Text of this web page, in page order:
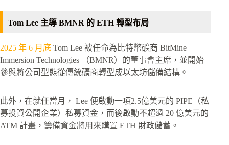
Tom Lee 主導 BMNR 的 ETH 轉型布局
2025 年 6 月底 Tom Lee 被任命為比特幣礦商 BitMine
Immersion Technologies （BMNR）的董事會主席，並開始
參與將公司型態從傳統礦商轉型成以太坊儲備結構。
此外，在就任當月， Lee 便啟動一項2.5億美元的 PIPE（私
募投資公開企業）私募資金，而後啟動不超過 20 億美元的
ATM 計畫，籌備資金將用來購置 ETH 財政儲蓄。